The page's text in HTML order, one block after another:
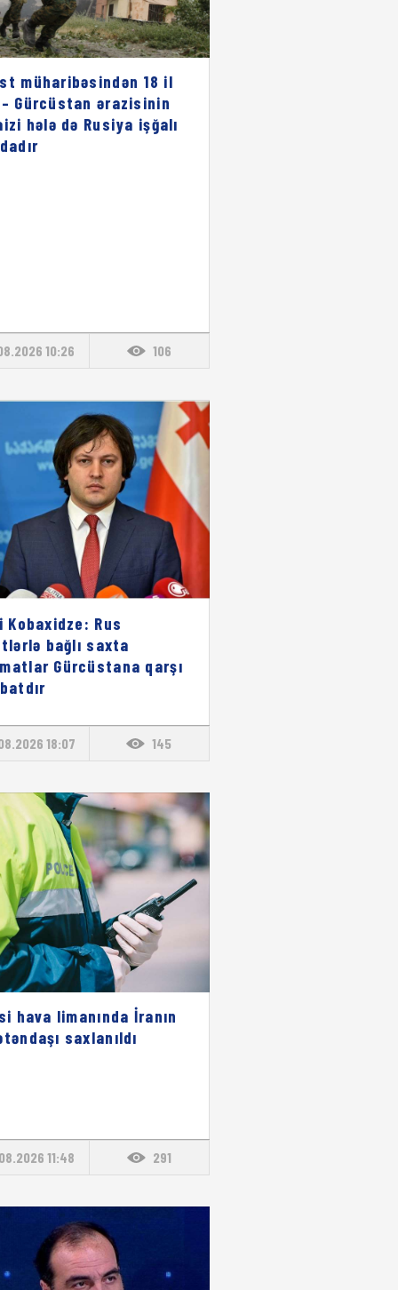
müharibəsindən 18 il
Gürcüstan ərazisinin
hələ də Rusiya işğalı
10:26 106
Kobaxidze: Rus
bağlı saxta
Gürcüstana qarşı
18:07 145
hava limanında İranın
saxlanıldı
11:48 291